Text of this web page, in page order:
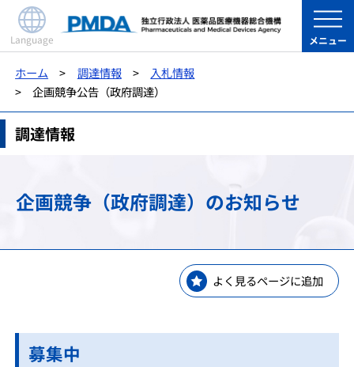
Language メニュー
ホーム 調達情報
入札情報
企画競争公告（政府調達）
調達情報
企画競争（政府調達）のお知らせ
よく見るページに追加
募集中